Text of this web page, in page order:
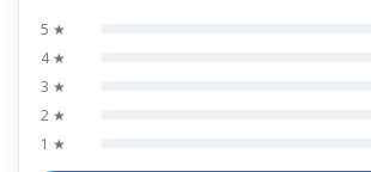
5 ★
4 ★
3 ★
2 ★
1 ★